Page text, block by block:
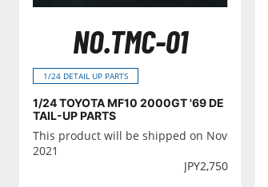
NO.TMC-01
1/24 DETAIL UP PARTS
1/24 TOYOTA MF10 2000GT '69 DE
TAIL-UP PARTS
This product will be shipped on Nov
2021
JPY2,750